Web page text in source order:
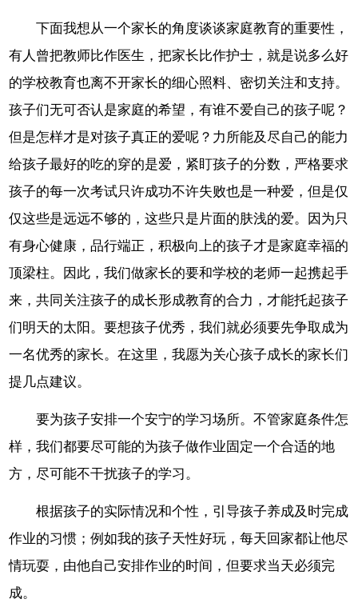
下面我想从一个家长的角度谈谈家庭教育的重要性，
有人曾把教师比作医生，把家长比作护士，就是说多么好
的学校教育也离不开家长的细心照料、密切关注和支持。
孩子们无可否认是家庭的希望，有谁不爱自己的孩子呢？
但是怎样才是对孩子真正的爱呢？力所能及尽自己的能力
给孩子最好的吃的穿的是爱，紧盯孩子的分数，严格要求
孩子的每一次考试只许成功不许失败也是一种爱，但是仅
仅这些是远远不够的，这些只是片面的肤浅的爱。因为只
有身心健康，品行端正，积极向上的孩子才是家庭幸福的
顶梁柱。因此，我们做家长的要和学校的老师一起携起手
来，共同关注孩子的成长形成教育的合力，才能托起孩子
们明天的太阳。要想孩子优秀，我们就必须要先争取成为
一名优秀的家长。在这里，我愿为关心孩子成长的家长们
提几点建议。
要为孩子安排一个安宁的学习场所。不管家庭条件怎
样，我们都要尽可能的为孩子做作业固定一个合适的地
方，尽可能不干扰孩子的学习。
根据孩子的实际情况和个性，引导孩子养成及时完成
作业的习惯；例如我的孩子天性好玩，每天回家都让他尽
情玩耍，由他自己安排作业的时间，但要求当天必须完
成。